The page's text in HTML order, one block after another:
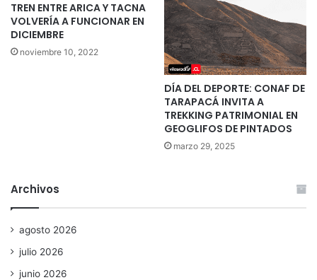
TREN ENTRE ARICA Y TACNA
VOLVERÍA A FUNCIONAR EN
DICIEMBRE
noviembre 10, 2022
DÍA DEL DEPORTE: CONAF DE
TARAPACÁ INVITA A
TREKKING PATRIMONIAL EN
GEOGLIFOS DE PINTADOS
marzo 29, 2025
Archivos
agosto 2026
julio 2026
junio 2026